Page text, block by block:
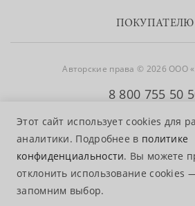
Этот сайт использует cookies для
аналитики. Подробнее в политике
конфиденциальности. Вы можете
отклонить использование cookies
запомним выбор.
ПОКУПАТЕЛЮ
Авторские права © 2026 ООО
8 800 755 50